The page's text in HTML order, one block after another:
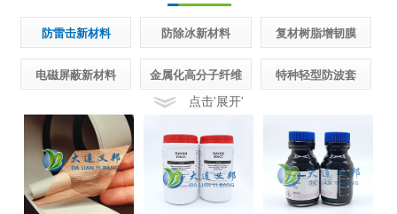
防雷击新材料 防除冰新材料 复材树脂增韧膜
电磁屏蔽新材料 金属化高分子纤维 特种轻型防波套
点击'展开'